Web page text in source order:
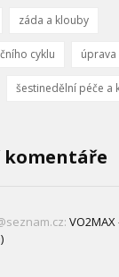
záda a klouby
cyklu úprava
šestinedělní péče a
komentáře
: